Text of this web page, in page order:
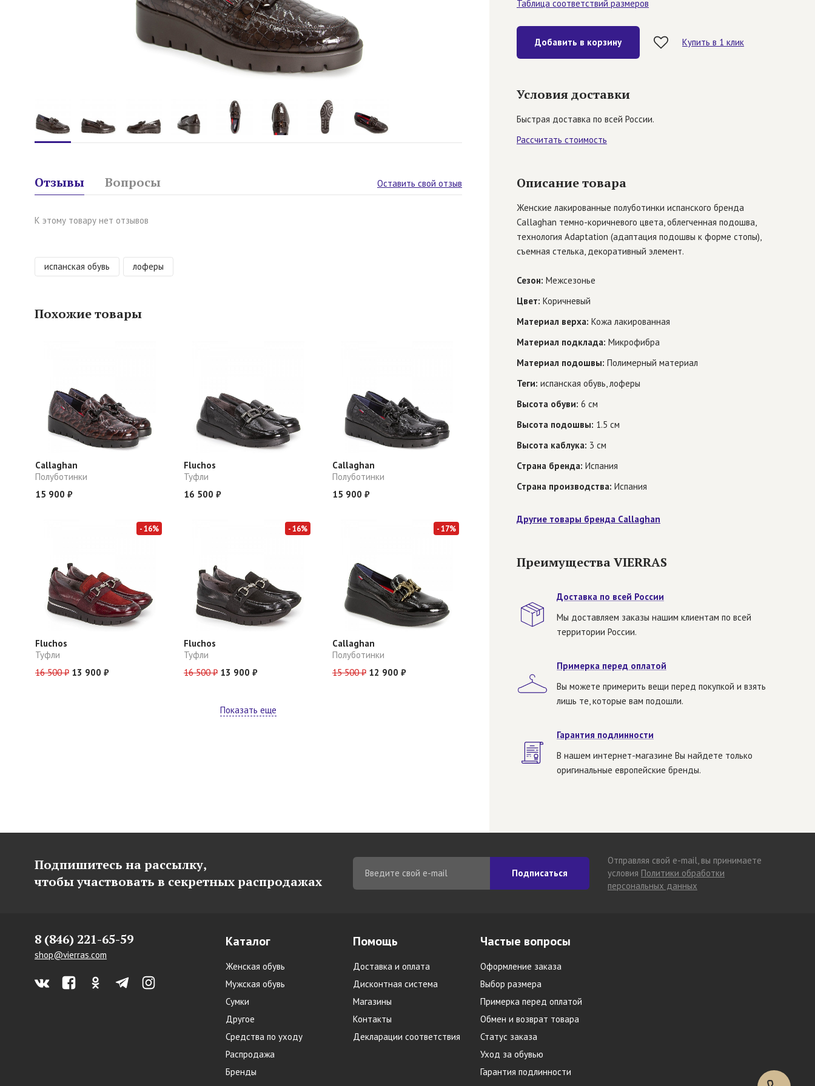
Отзывы Вопросы Оставить свой отзыв
К этому товару нет отзывов
испанская обувь лоферы
Похожие товары
Callaghan
Полуботинки
15 900 ₽
Fluchos
Туфли
16 500 ₽
Callaghan
Полуботинки
15 900 ₽
- 16%
Fluchos
Туфли
16 500 ₽ 13 900 ₽
- 16%
Fluchos
Туфли
16 500 ₽ 13 900 ₽
- 17%
Callaghan
Полуботинки
15 500 ₽ 12 900 ₽
Показать еще
Таблица соответствий размеров
Добавить в корзину Купить в 1 клик
Условия доставки
Быстрая доставка по всей России.
Рассчитать стоимость
Описание товара
Женские лакированные полуботинки испанского бренда
Callaghan темно-коричневого цвета, облегченная подошва,
технология Adaptation (адаптация подошвы к форме стопы),
съемная стелька, декоративный элемент.
Сезон: Межсезонье
Цвет: Коричневый
Материал верха: Кожа лакированная
Материал подклада: Микрофибра
Материал подошвы: Полимерный материал
Теги: испанская обувь, лоферы
Высота обуви: 6 см
Высота подошвы: 1.5 см
Высота каблука: 3 см
Страна бренда: Испания
Страна производства: Испания
Другие товары бренда Callaghan
Преимущества VIERRAS
Доставка по всей России
Мы доставляем заказы нашим клиентам по всей
территории России.
Примерка перед оплатой
Вы можете примерить вещи перед покупкой и взять
лишь те, которые вам подошли.
Гарантия подлинности
В нашем интернет-магазине Вы найдете только
оригинальные европейские бренды.
Подпишитесь на рассылку,
чтобы участвовать в секретных распродажах
Подписаться
Отправляя свой e-mail, вы принимаете
условия Политики обработки
персональных данных
8 (846) 221-65-59
shop@vierras.com
Каталог
Женская обувь
Мужская обувь
Сумки
Другое
Средства по уходу
Распродажа
Бренды
Помощь
Доставка и оплата
Дисконтная система
Магазины
Контакты
Декларации соответствия
Частые вопросы
Оформление заказа
Выбор размера
Примерка перед оплатой
Обмен и возврат товара
Статус заказа
Уход за обувью
Гарантия подлинности